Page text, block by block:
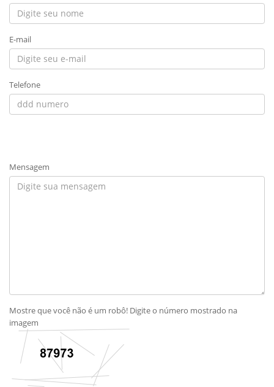
E-mail
Telefone
Mensagem
Mostre que você não é um robô! Digite o número mostrado na
imagem